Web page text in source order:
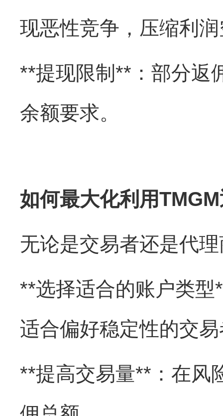
现恶性竞争，压缩利
**提现限制**：部分返
余额要求。
如何最大化利用
无论是交易者还是代
**选择适合的账户类
适合偏好稳定性的交
**提高交易量**：在风